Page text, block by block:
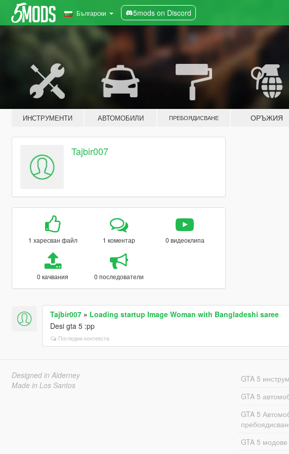
Български 5mods on Discord
ИНСТРУМЕНТИ АВТОМОБИЛИ ПРЕБОЯДИСВАНЕ ОРЪЖИЯ
Tajbir007
1 харесван файл 1 коментар 0 видеоклипа
0 качвания 0 последователи
Tajbir007» Loading startup Image Woman with Bangladeshi saree
Desi gta 5 :pp
Погледни контекста
Designed in Alderney
Made in Los Santos
GTA 5
GTA 5
GTA 5
GTA 5